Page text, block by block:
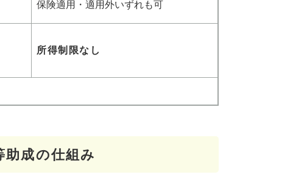
保険適用・適用外いずれも可
所得制限なし
成の仕組み